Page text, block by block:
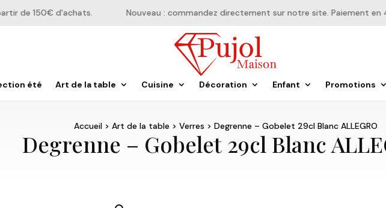
de 150€ d'achats. Nouveau : commandez directement sur notre site. Paiement en
été Art de la table Cuisine Décoration Enfant Promotions
Accueil> Art de la table> Verres > Degrenne – Gobelet 29cl Blanc ALLEGRO
Degrenne – Gobelet 29cl Blanc